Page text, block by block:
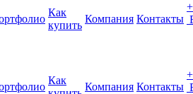
Как
купить
Компания Контакты
+
Как
Компания Контакты
+